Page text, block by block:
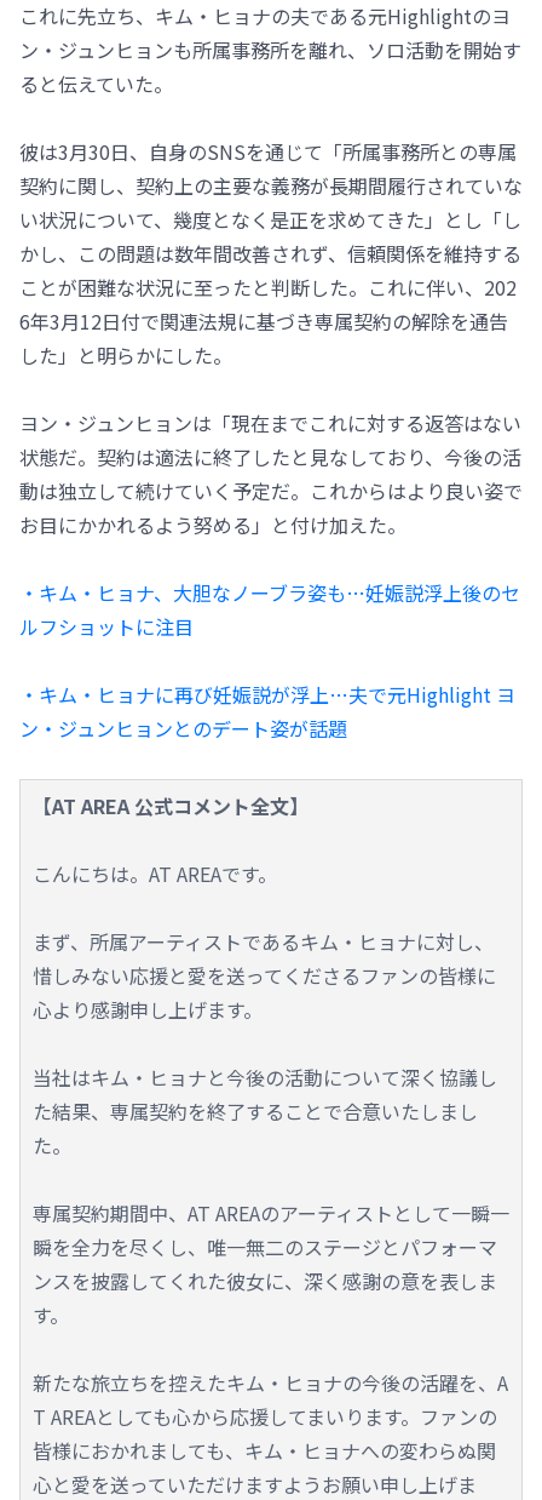
これに先立ち、キム・ヒョナの夫である元Highlightのヨ
ン・ジュンヒョンも所属事務所を離れ、ソロ活動を開始す
ると伝えていた。
彼は3月30日、自身のSNSを通じて「所属事務所との専属
契約に関し、契約上の主要な義務が長期間履行されていな
い状況について、幾度となく是正を求めてきた」とし「し
かし、この問題は数年間改善されず、信頼関係を維持する
ことが困難な状況に至ったと判断した。これに伴い、202
6年3月12日付で関連法規に基づき専属契約の解除を通告
した」と明らかにした。
ヨン・ジュンヒョンは「現在までこれに対する返答はない
状態だ。契約は適法に終了したと見なしており、今後の活
動は独立して続けていく予定だ。これからはより良い姿で
お目にかかれるよう努める」と付け加えた。
・キム・ヒョナ、大胆なノーブラ姿も…妊娠説浮上後のセ
ルフショットに注目
・キム・ヒョナに再び妊娠説が浮上…夫で元Highlight ヨ
ン・ジュンヒョンとのデート姿が話題
【AT AREA 公式コメント全文】
こんにちは。AT AREAです。
まず、所属アーティストであるキム・ヒョナに対し、
惜しみない応援と愛を送ってくださるファンの皆様に
心より感謝申し上げます。
当社はキム・ヒョナと今後の活動について深く協議し
た結果、専属契約を終了することで合意いたしまし
た。
専属契約期間中、AT AREAのアーティストとして一瞬一
瞬を全力を尽くし、唯一無二のステージとパフォーマ
ンスを披露してくれた彼女に、深く感謝の意を表しま
す。
新たな旅立ちを控えたキム・ヒョナの今後の活躍を、A
T AREAとしても心から応援してまいります。ファンの
皆様におかれましても、キム・ヒョナへの変わらぬ関
心と愛を送っていただけますようお願い申し上げま